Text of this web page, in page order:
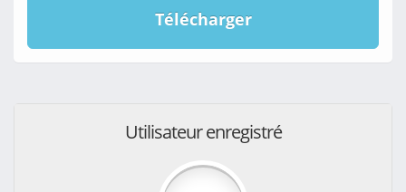
Télécharger
Utilisateur enregistré